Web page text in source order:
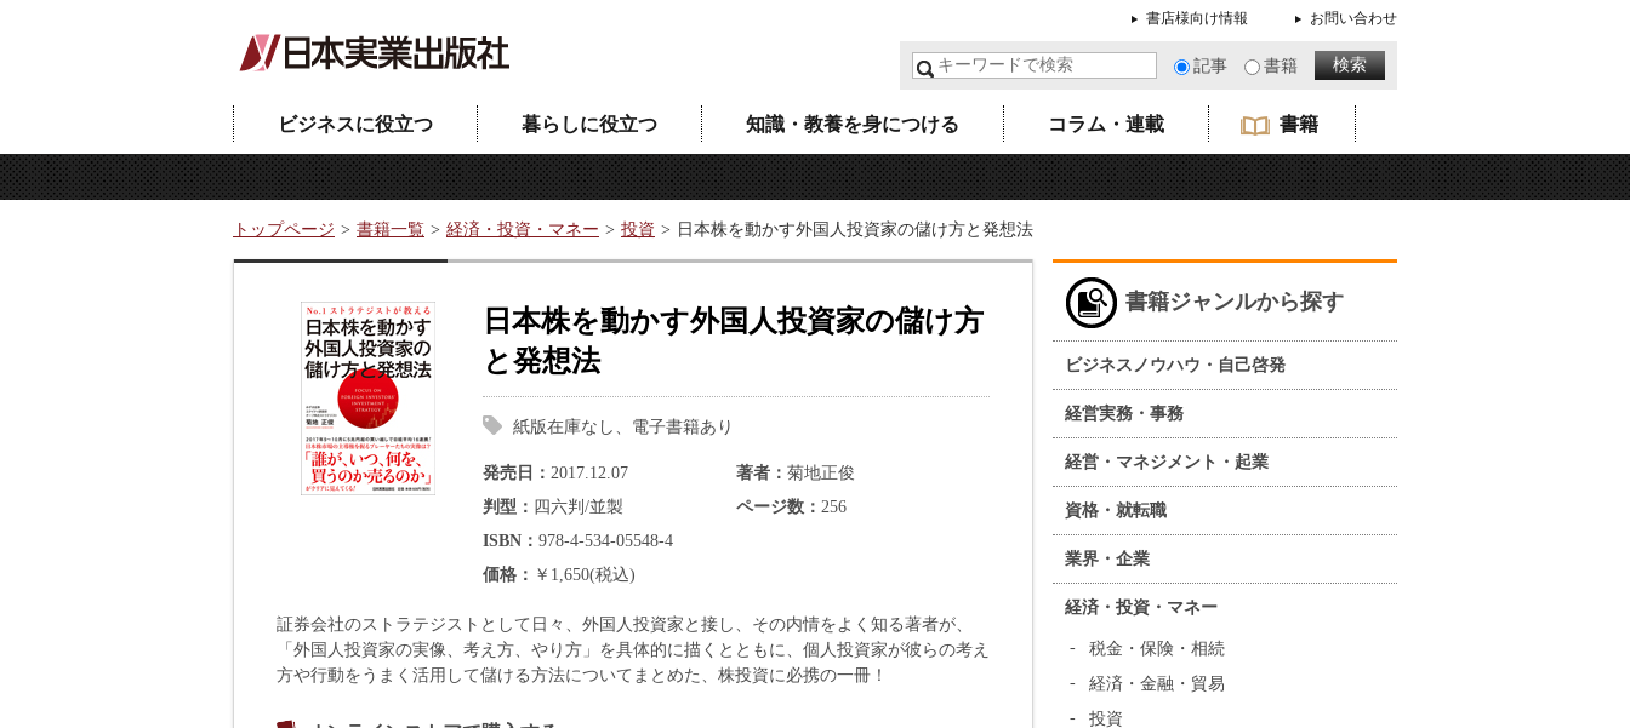
書店様向け情報 お問い合わせ
記事 書籍
ビジネスに役立つ 暮らしに役立つ 知識・教養を身につける コラム・連載 書籍
トップページ 書籍一覧 経済・投資・マネー 投資 日本株を動かす外国人投資家の儲け方と発想法
日本株を動かす外国人投資家の儲け方
と発想法
紙版在庫なし、電子書籍あり
発売日 2017.12.07 著者
菊地正俊
判型
四六判/並製 ページ数
256
ISBN
978-4-534-05548-4
価格
￥1,650(税込)
証券会社のストラテジストとして日々、外国人投資家と接し、その内情をよく知る著者が、
「外国人投資家の実像、考え方、やり方」を具体的に描くとともに、個人投資家が彼らの考え
方や行動をうまく活用して儲ける方法についてまとめた、株投資に必携の一冊！
書籍ジャンルから探す
ビジネスノウハウ・自己啓発
経営実務・事務
経営・マネジメント・起業
資格・就転職
業界・企業
経済・投資・マネー
税金・保険・相続
経済・金融・貿易
投資